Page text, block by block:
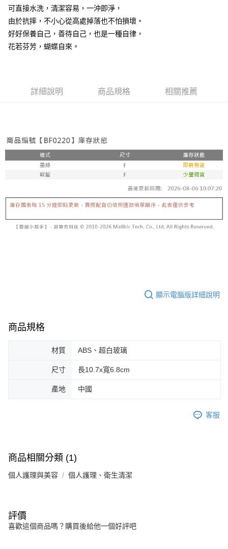
２．關於個人資料處理事宜，請瀏覽以下網址：
３．未成年的使用者請事先徵得法定代理人或監護人之同意方可使用
「AFTEE先享後付」，若未經同意申辦者引起之損失，本公司不負相關責
任。
４．使用「AFTEE先享後付」時，將依據個別帳號之用戶狀況，依本公司即
恩沛科技股份有限公司將有權停止該用戶之使用額度並採取法律行動。
可直接水洗，清潔容易，一沖即淨，
由於抗摔，不小心從高處掉落也不怕損壞。
好好保養自己，善待自己，也是一種自律，
花若芬芳，蝴蝶自來。
詳細說明 商品規格 相關推薦
顯示電腦版詳細說明
商品規格
材質 ABS、超白玻璃
尺寸 長10.7x寬6.8cm
產地 中國
客服
商品相關分類 (1)
個人護理與美容 個人護理、衛生清潔
評價
喜歡這個商品嗎？購買後給他一個好評吧